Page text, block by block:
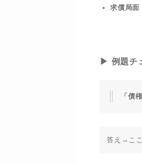
求償局面
▶ 例題チ
「債
答え→こ